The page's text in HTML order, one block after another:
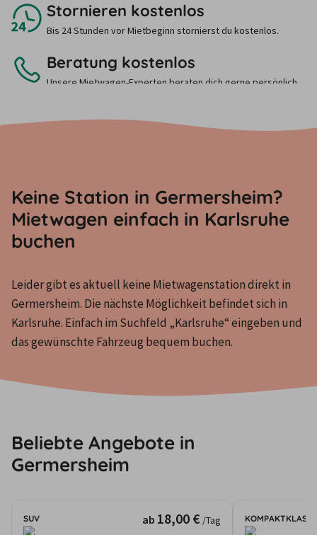
Stornieren kostenlos
Bis 24 Stunden vor Mietbeginn stornierst du kostenlos.
Beratung kostenlos
Unsere Mietwagen-Experten beraten dich gerne persönlich.
Keine Station in Germersheim?
Mietwagen einfach in Karlsruhe
buchen
Leider gibt es aktuell keine Mietwagenstation direkt in
Germersheim. Die nächste Möglichkeit befindet sich in
Karlsruhe. Einfach im Suchfeld „Karlsruhe“ eingeben und
das gewünschte Fahrzeug bequem buchen.
Beliebte Angebote in
Germersheim
SUV ab 18,00 € /Tag KOMPAKTKLASSE